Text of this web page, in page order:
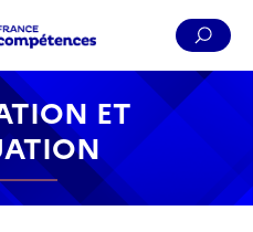
Menu Pied de page
ET